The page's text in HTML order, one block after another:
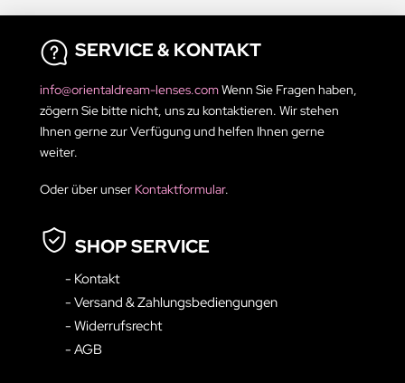
SERVICE & KONTAKT
info@orientaldream-lenses.comWenn Sie Fragen haben,
zögern Sie bitte nicht, uns zu kontaktieren. Wir stehen
Ihnen gerne zur Verfügung und helfen Ihnen gerne
weiter.
Oder über unser Kontaktformular.
SHOP SERVICE
- Kontakt
- Versand & Zahlungsbediengungen
- Widerrufsrecht
- AGB